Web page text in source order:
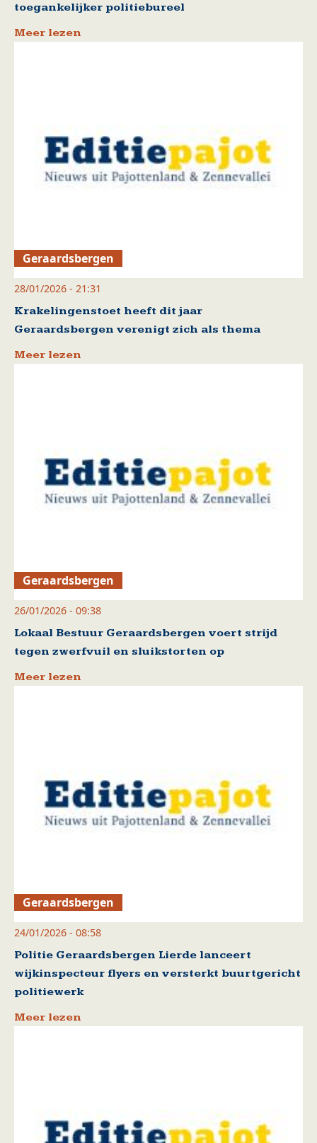
toegankelijker politiebureel
Meer lezen
Geraardsbergen
28/01/2026 - 21:31
Krakelingenstoet heeft dit jaar
Geraardsbergen verenigt zich als thema
Meer lezen
Geraardsbergen
26/01/2026 - 09:38
Lokaal Bestuur Geraardsbergen voert strijd
tegen zwerfvuil en sluikstorten op
Meer lezen
Geraardsbergen
24/01/2026 - 08:58
Politie Geraardsbergen Lierde lanceert
wijkinspecteur flyers en versterkt buurtgericht
politiewerk
Meer lezen